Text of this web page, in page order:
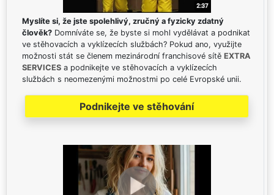
Myslíte si, že jste spolehlivý, zručný a fyzicky zdatný
člověk? Domníváte se, že byste si mohl vydělávat a podnikat
ve stěhovacích a vyklízecích službách? Pokud ano, využijte
možnosti stát se členem mezinárodní franchisové sítě EXTRA
SERVICES a podnikejte ve stěhovacích a vyklízecích
službách s neomezenými možnostmi po celé Evropské unii.
Podnikejte ve stěhování